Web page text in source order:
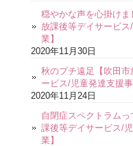
穏やかな声を心掛け
放課後等デイサービ
業】
2020年11月30日
秋のプチ遠足【吹田市
ービス/児童発達支援事
2020年11月24日
自閉症スペクトラム
課後等デイサービス/
業】